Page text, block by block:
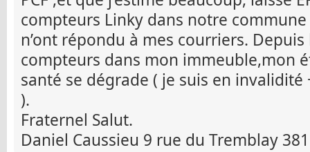
compteurs Linky dans notre
n’ont répondu à mes courriers.
compteurs dans mon immeuble,mon
santé se dégrade ( je suis en
).
Fraternel Salut.
Daniel Caussieu 9 rue du Tremblay